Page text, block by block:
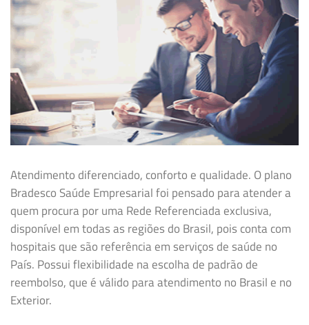
Atendimento diferenciado, conforto e qualidade. O plano
Bradesco Saúde Empresarial foi pensado para atender a
quem procura por uma Rede Referenciada exclusiva,
disponível em todas as regiões do Brasil, pois conta com
hospitais que são referência em serviços de saúde no
País. Possui flexibilidade na escolha de padrão de
reembolso, que é válido para atendimento no Brasil e no
Exterior.